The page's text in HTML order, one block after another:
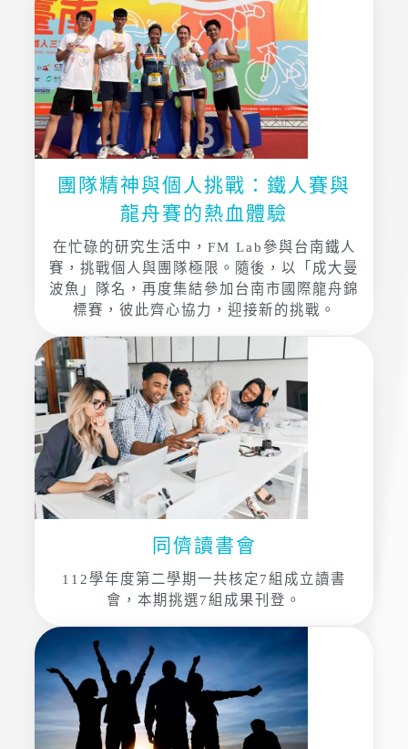
團隊精神與個人挑戰：鐵人賽與
龍舟賽的熱血體驗
在忙碌的研究生活中，FM Lab參與台南鐵人
賽，挑戰個人與團隊極限。隨後，以「成大曼
波魚」隊名，再度集結參加台南市國際龍舟錦
標賽，彼此齊心協力，迎接新的挑戰。
同儕讀書會
112學年度第二學期一共核定7組成立讀書
會，本期挑選7組成果刊登。